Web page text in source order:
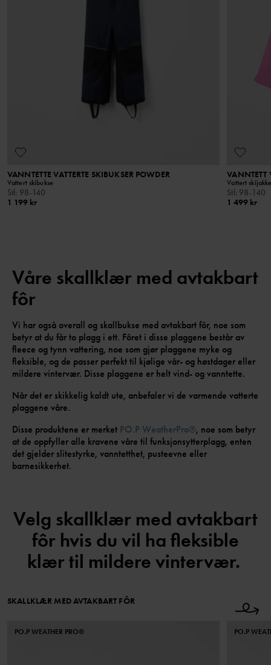
VANNTETTE VATTERTE SKIBUKSER POWDER
Vattert skibukse
Stl: 98-140
1 199 kr
VANNTETT
Vattert
Stl: 98-140
1 499 kr
Våre skallklær med avtakbart
fôr
Vi har også overall og skallbukse med avtakbart fôr, noe som
betyr at du får to plagg i ett. Fôret i disse plaggene består av
fleece og tynn vattering, noe som gjør plaggene myke og
fleksible, og de passer perfekt til kjølige vår- og høstdager eller
mildere vintervær. Disse plaggene er helt vind- og vanntette.
Når det er skikkelig kaldt ute, anbefaler vi de varmende vatterte
plaggene våre.
Disse produktene er merket PO.P WeatherPro®, noe som betyr
at de oppfyller alle kravene våre til funksjonsytterplagg, enten
det gjelder slitestyrke, vanntetthet, pusteevne eller
barnesikkerhet.
Velg skallklær med avtakbart
fôr hvis du vil ha fleksible
klær til mildere vintervær.
SKALLKLÆR MED AVTAKBART FÔR
PO.P WEATHER PRO® PO.P